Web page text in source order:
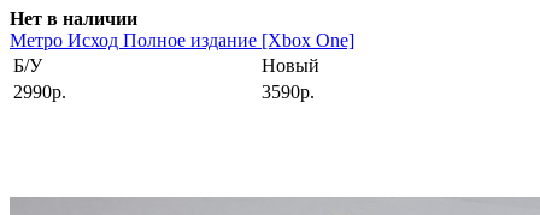
Нет в наличии
Метро Исход Полное издание [Xbox One]
Б/У
2990р.
Новый
3590р.